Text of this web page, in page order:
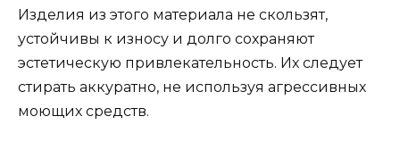
Изделия из этого материала не скользят,
устойчивы к износу и долго сохраняют
эстетическую привлекательность. Их следует
стирать аккуратно, не используя агрессивных
моющих средств.